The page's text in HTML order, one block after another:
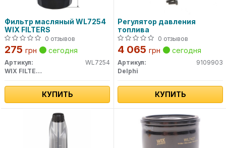
Фильтр масляный WL7254
WIX FILTERS
0 отзывов
275 грн сегодня
Артикул:
WL7254
WIX FILTERS
КУПИТЬ
Регулятор давления
топлива
0 отзывов
4 065 грн сегодня
Артикул:
9109903
Delphi
КУПИТЬ